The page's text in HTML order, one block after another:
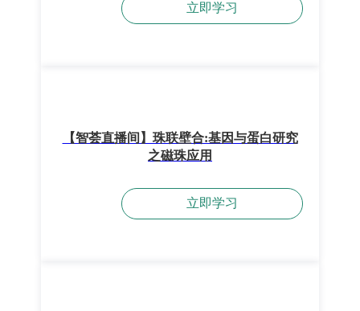
立即学习
【智荟直播间】珠联壁合:基因与蛋白研究
之磁珠应用
立即学习